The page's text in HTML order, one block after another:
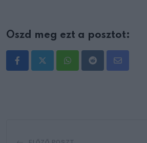
Oszd meg ezt a posztot:
WhatsappRedditShare